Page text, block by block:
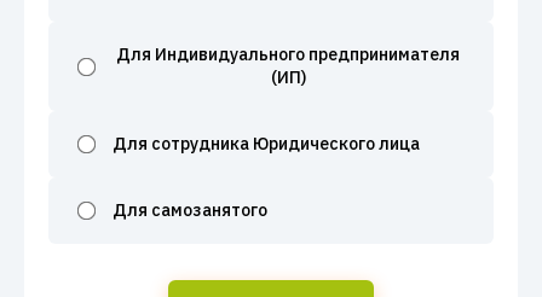
Для Индивидуального предпринимателя
(ИП)
Для сотрудника Юридического лица
Для самозанятого